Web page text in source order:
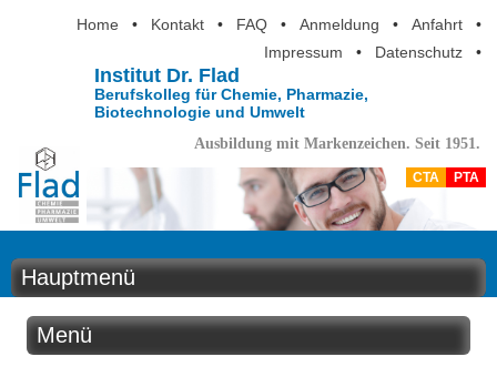
Home • Kontakt • FAQ • Anmeldung • Anfahrt
•
Impressum
• Datenschutz •
Institut Dr. Flad
Berufskolleg für Chemie, Pharmazie,
Biotechnologie und Umwelt
Ausbildung mit Markenzeichen. Seit 1951.
CTA PTA
Hauptmenü
Home
Menü